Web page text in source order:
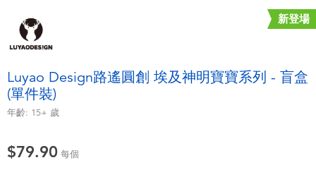
角色扮演及造型系列
毛毛公仔玩具
Globber高樂寶
新登場
Luyao Design路遙圓創 埃及神明寶寶系列 - 盲盒
(單件裝)
年齡: 15+ 歲
$79.90 每個